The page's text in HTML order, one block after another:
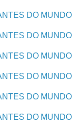
DO MUNDO
DO MUNDO
DO MUNDO
DO MUNDO
DO MUNDO
DO MUNDO